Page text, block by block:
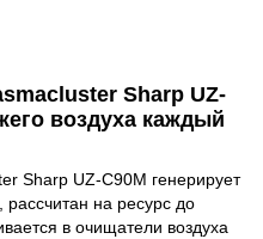
Sharp UZ-
воздуха каждый
Sharp UZ-C90M генерирует
рассчитан на ресурс до
в очищатели воздуха